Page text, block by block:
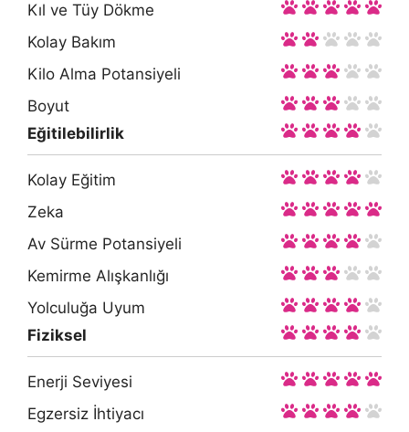
Kıl ve Tüy Dökme
Kolay Bakım
Kilo Alma Potansiyeli
Boyut
Eğitilebilirlik
Kolay Eğitim
Zeka
Av Sürme Potansiyeli
Kemirme Alışkanlığı
Yolculuğa Uyum
Fiziksel
Enerji Seviyesi
Egzersiz İhtiyacı